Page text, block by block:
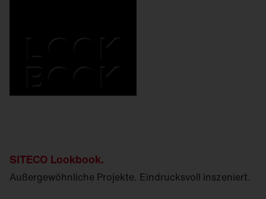
SITECO Lookbook.
Außergewöhnliche Projekte. Eindrucksvoll inszeniert.